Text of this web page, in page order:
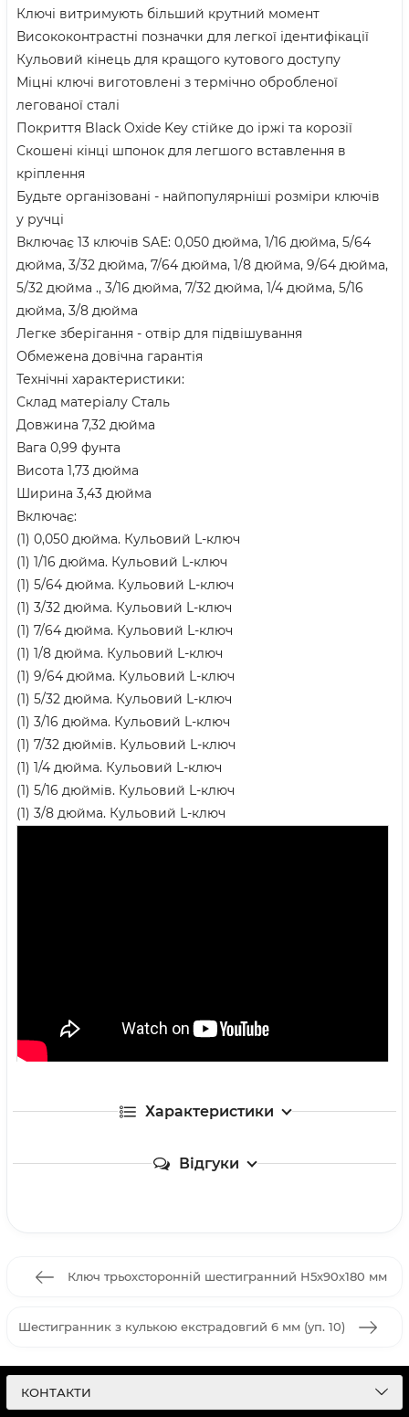
Ключі витримують більший крутний момент
Висококонтрастні позначки для легкої ідентифікації
Кульовий кінець для кращого кутового доступу
Міцні ключі виготовлені з термічно обробленої
легованої сталі
Покриття Black Oxide Key стійке до іржі та корозії
Скошені кінці шпонок для легшого вставлення в
кріплення
Будьте організовані - найпопулярніші розміри ключів
у ручці
Включає 13 ключів SAE: 0,050 дюйма, 1/16 дюйма, 5/64
дюйма, 3/32 дюйма, 7/64 дюйма, 1/8 дюйма, 9/64 дюйма,
5/32 дюйма ., 3/16 дюйма, 7/32 дюйма, 1/4 дюйма, 5/16
дюйма, 3/8 дюйма
Легке зберігання - отвір для підвішування
Обмежена довічна гарантія
Технічні характеристики:
Склад матеріалу Сталь
Довжина 7,32 дюйма
Вага 0,99 фунта
Висота 1,73 дюйма
Ширина 3,43 дюйма
Включає:
(1) 0,050 дюйма. Кульовий L-ключ
(1) 1/16 дюйма. Кульовий L-ключ
(1) 5/64 дюйма. Кульовий L-ключ
(1) 3/32 дюйма. Кульовий L-ключ
(1) 7/64 дюйма. Кульовий L-ключ
(1) 1/8 дюйма. Кульовий L-ключ
(1) 9/64 дюйма. Кульовий L-ключ
(1) 5/32 дюйма. Кульовий L-ключ
(1) 3/16 дюйма. Кульовий L-ключ
(1) 7/32 дюймів. Кульовий L-ключ
(1) 1/4 дюйма. Кульовий L-ключ
(1) 5/16 дюймів. Кульовий L-ключ
(1) 3/8 дюйма. Кульовий L-ключ
Характеристики
Відгуки
Ключ трьохсторонній шестигранний Н5х90х180 мм
Шестигранник з кулькою екстрадовгий 6 мм (уп. 10)
КОНТАКТИ